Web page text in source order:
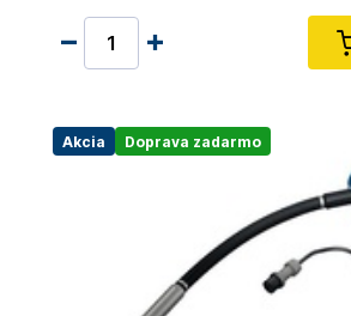
Akcia Doprava zadarmo